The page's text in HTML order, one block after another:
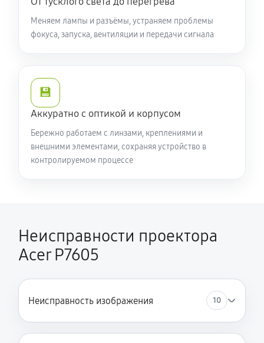
Меняем лампы и разъёмы, устраняем проблемы
фокуса, запуска, вентиляции и передачи сигнала
💾
Аккуратно с оптикой и корпусом
Бережно работаем с линзами, креплениями и
внешними элементами, сохраняя устройство в
контролируемом процессе
Неисправности проектора
Acer P7605
Неисправность изображения 10